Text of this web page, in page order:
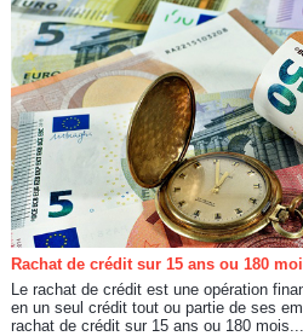
Rachat de crédit sur 15 ans ou 180
Le rachat de crédit est une opération
en un seul crédit tout ou partie de ses
rachat de crédit sur 15 ans ou 180 mois...